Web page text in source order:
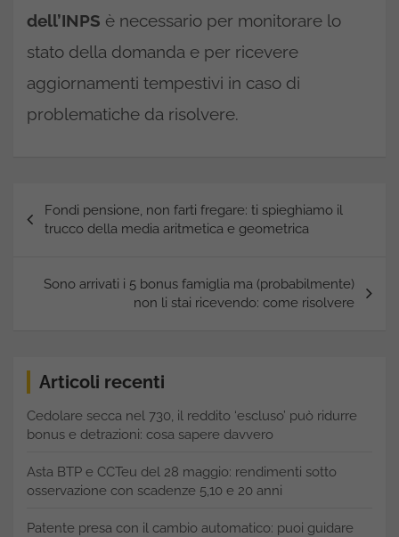
dell’INPS è necessario per monitorare lo
stato della domanda e per ricevere
aggiornamenti tempestivi in caso di
problematiche da risolvere.
articoli
Fondi pensione, non farti fregare: ti spieghiamo il
trucco della media aritmetica e geometrica
Sono arrivati i 5 bonus famiglia ma (probabilmente)
non li stai ricevendo: come risolvere
Articoli recenti
Cedolare secca nel 730, il reddito ‘escluso’ può ridurre
bonus e detrazioni: cosa sapere davvero
Asta BTP e CCTeu del 28 maggio: rendimenti sotto
osservazione con scadenze 5,10 e 20 anni
Patente presa con il cambio automatico: puoi guidare